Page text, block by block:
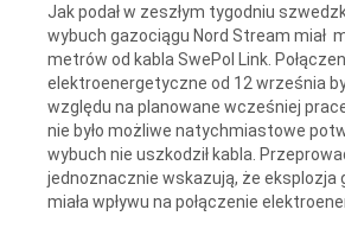
Jak podał w zeszłym tygodniu
wybuch gazociągu Nord Stream miał
metrów od kabla SwePol Link.
elektroenergetyczne od 12 września
względu na planowane wcześniej
nie było możliwe natychmiastowe
wybuch nie uszkodził kabla.
jednoznacznie wskazują, że eksplozja
miała wpływu na połączenie